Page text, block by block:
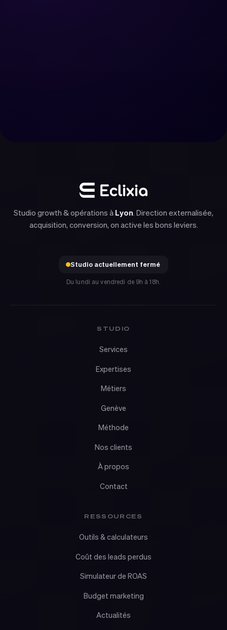
Studio growth & opérations à Lyon. Direction externalisée,
acquisition, conversion, on active les bons leviers.
Studio actuellement fermé
Du lundi au vendredi de 9h à 18h.
STUDIO
Services
Expertises
Métiers
Genève
Méthode
Nos clients
À propos
Contact
RESSOURCES
Outils & calculateurs
Coût des leads perdus
Simulateur de ROAS
Budget marketing
Actualités